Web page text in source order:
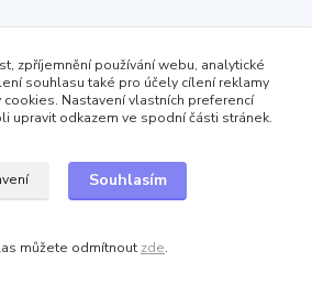
zpříjemnění používání webu, analytické
souhlasu také pro účely cílení reklamy
cookies. Nastavení vlastních preferencí
upravit odkazem ve spodní části stránek.
Souhlasím
můžete odmítnout zde.